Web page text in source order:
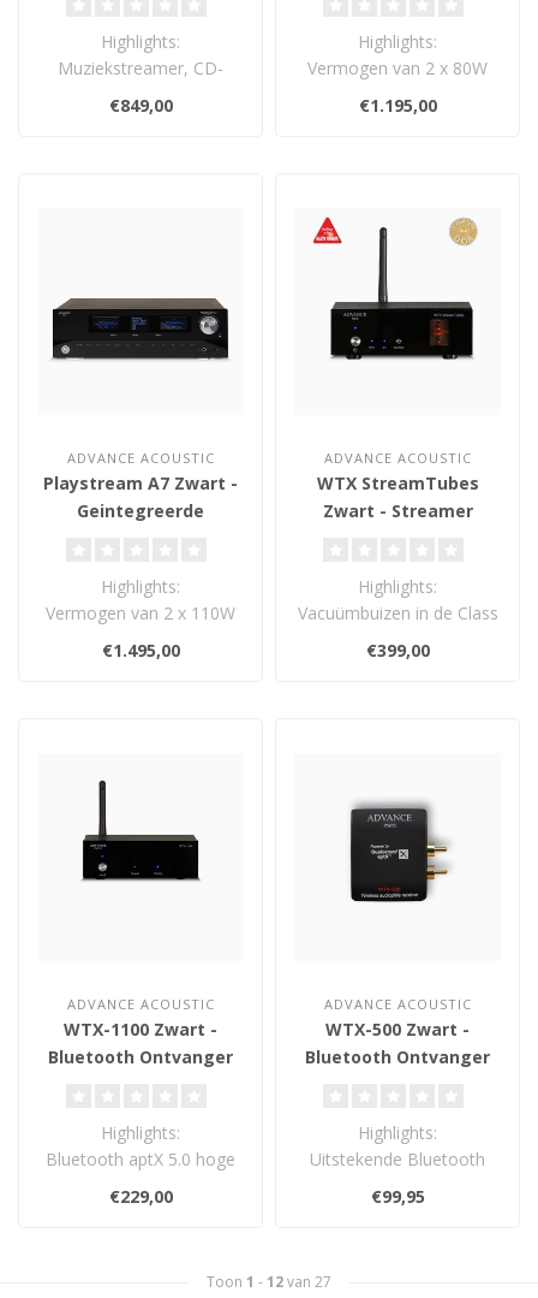
Highlights:
Muziekstreamer, CD-
speler, FM, DAB+,
internetradio
€849,00
Highlights:
Vermogen van 2 x 80W
aan 8 Ohm (2 x 130W aan
4 Ohm)
€1.195,00
ADVANCE ACOUSTIC
Playstream A7 Zwart -
Geintegreerde
Highlights:
Vermogen van 2 x 110W
aan 8 Ohm (2 x 180W aan
4 Ohm)
€1.495,00
ADVANCE ACOUSTIC
WTX StreamTubes
Zwart - Streamer
Highlights:
Vacuümbuizen in de Class
A uitgangstrap
Ondersteunt hoge
€399,00
ADVANCE ACOUSTIC
WTX-1100 Zwart -
Bluetooth Ontvanger
Highlights:
Bluetooth aptX 5.0 hoge
(24bit/48kHz)
€229,00
ADVANCE ACOUSTIC
WTX-500 Zwart -
Bluetooth Ontvanger
Highlights:
Uitstekende Bluetooth
(16bit/44,1kHz)
€99,95
Toon 1 - 12van 27